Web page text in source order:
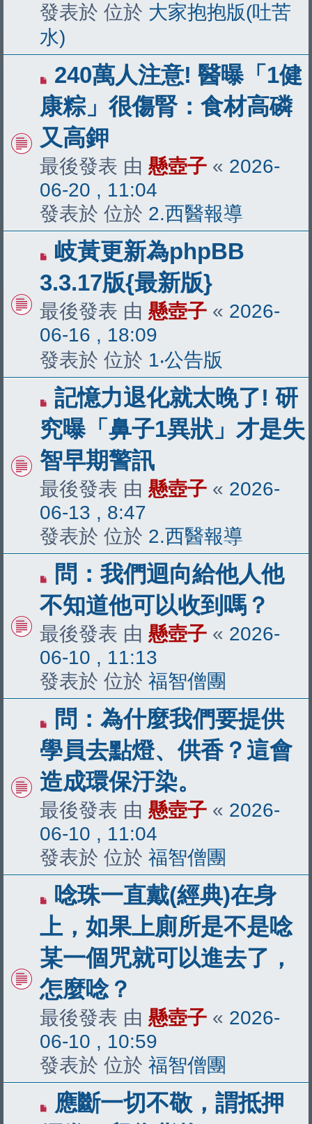
發表於 位於 大家抱抱版(吐苦
水)
有
新
文
章
240萬人注意! 醫曝「1健
康粽」很傷腎：食材高磷
又高鉀
最後發表 由 懸壺子 « 2026-
06-20 , 11:04
發表於 位於 2.西醫報導
有
新
文
章
岐黃更新為phpBB
3.3.17版{最新版}
最後發表 由 懸壺子 « 2026-
06-16 , 18:09
發表於 位於 1‧公告版
有
新
文
章
記憶力退化就太晚了! 研
究曝「鼻子1異狀」才是失
智早期警訊
最後發表 由 懸壺子 « 2026-
06-13 , 8:47
發表於 位於 2.西醫報導
有
新
文
章
問：我們迴向給他人他
不知道他可以收到嗎？
最後發表 由 懸壺子 « 2026-
06-10 , 11:13
發表於 位於 福智僧團
有
新
文
章
問：為什麼我們要提供
學員去點燈、供香？這會
造成環保汙染。
最後發表 由 懸壺子 « 2026-
06-10 , 11:04
發表於 位於 福智僧團
有
新
文
章
唸珠一直戴(經典)在身
上，如果上廁所是不是唸
某一個咒就可以進去了，
怎麼唸？
最後發表 由 懸壺子 « 2026-
06-10 , 10:59
發表於 位於 福智僧團
有
應斷一切不敬，謂抵押